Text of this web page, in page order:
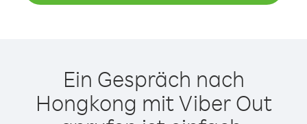
Ein Gespräch nach
Hongkong mit Viber Out